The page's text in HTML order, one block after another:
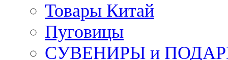
Товары Китай
Пуговицы
СУВЕНИРЫ и